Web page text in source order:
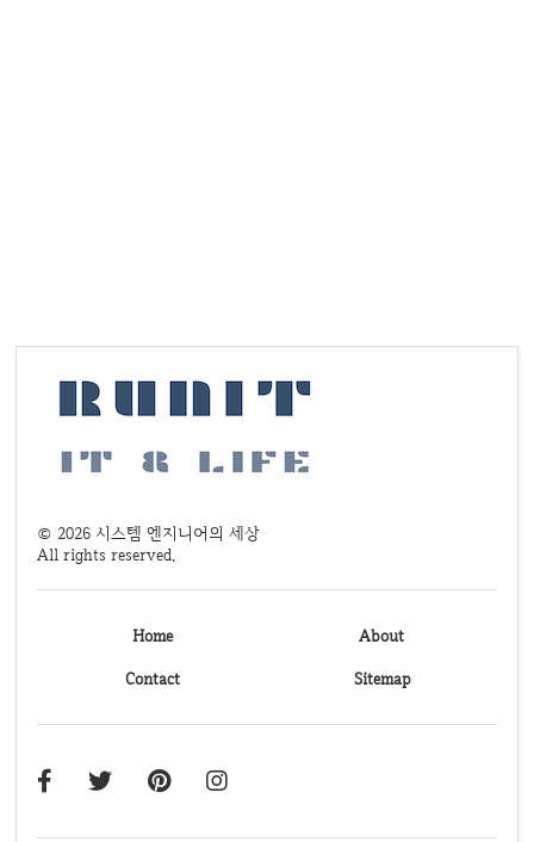
© 2026 시스템 엔지니어의 세상
All rights reserved.
Home
About
Contact
Sitemap